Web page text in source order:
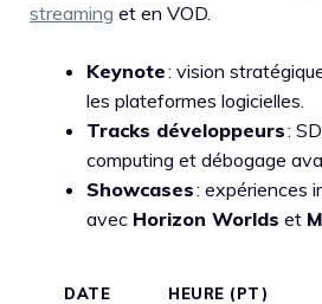
streaming et en VOD.
Keynote: vision
les plateformes logicielles.
Tracks développeurs:
computing et débogage
Showcases: expériences
avec Horizon Worlds et
DATE HEURE (PT)